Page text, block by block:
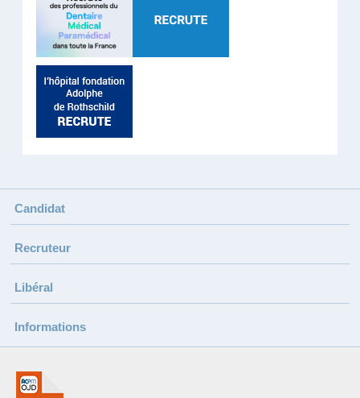
Candidat
Recruteur
Libéral
Informations